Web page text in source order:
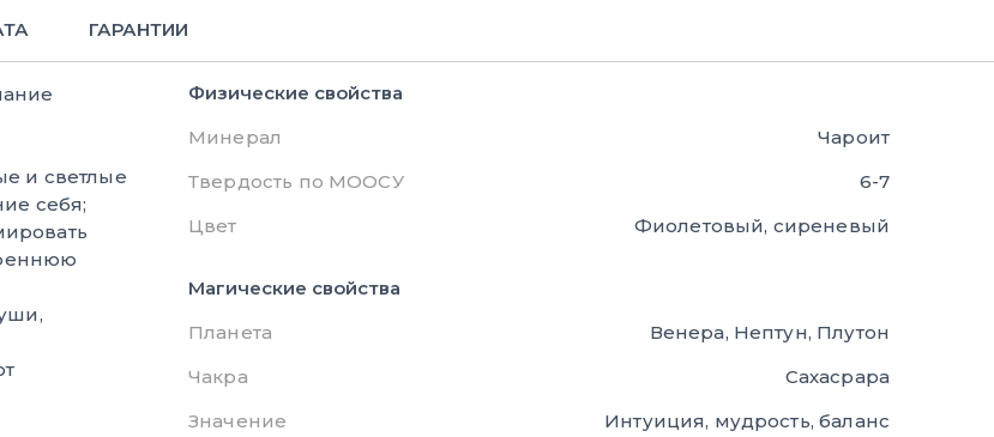
ГАРАНТИИ
и светлые
себя;
Физические свойства
Минерал
Чароит
Твердость по МООСУ
6-7
Цвет
Фиолетовый, сиреневый
Магические свойства
Планета
Венера, Нептун, Плутон
Чакра
Сахасрара
Значение
Интуиция, мудрость, баланс